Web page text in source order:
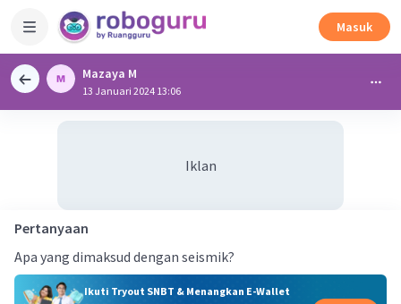
Masuk
Mazaya M
13 Januari 2024 13:06
Iklan
Pertanyaan
Apa yang dimaksud dengan seismik?
Ikuti Tryout SNBT & Menangkan E-Wallet